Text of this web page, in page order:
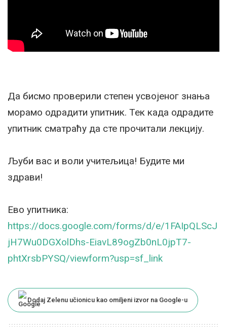
Да бисмо проверили степен усвојеног знања
морамо одрадити упитник. Тек када одрадите
упитник сматраћу да сте прочитали лекцију.
Љуби вас и воли учитељица! Будите ми
здрави!
Ево упитника:
https://docs.google.com/forms/d/e/1FAIpQLScJ
jH7Wu0DGXolDhs-EiavL89ogZb0nL0jpT7-
phtXrsbPYSQ/viewform?usp=sf_link
Dodaj Zelenu učionicu kao omiljeni izvor na Google-u